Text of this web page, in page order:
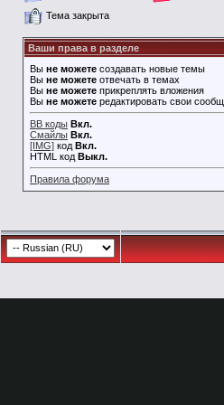
Тема закрыта
Ваши права в разделе
Вы не можете создавать новые темы
Вы не можете отвечать в темах
Вы не можете прикреплять вложения
Вы не можете редактировать свои
BB коды Вкл.
Смайлы Вкл.
[IMG] код Вкл.
HTML код Выкл.
Правила форума